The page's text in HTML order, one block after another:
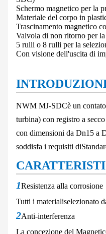
Schermo magnetico per la
Materiale del corpo in
Trascinamento magnetico
Valvola di non ritorno per la
5 rulli o 8 rulli per la
Con visione dell'uscita di
NWM MJ-SDCè un
turbina) con registro a
con dimensioni da Dn15 a
soddisfa i requisiti di
1Resistenza alla corrosione
Tutti i materialiselezionato
2Anti-interferenza
La concezione del